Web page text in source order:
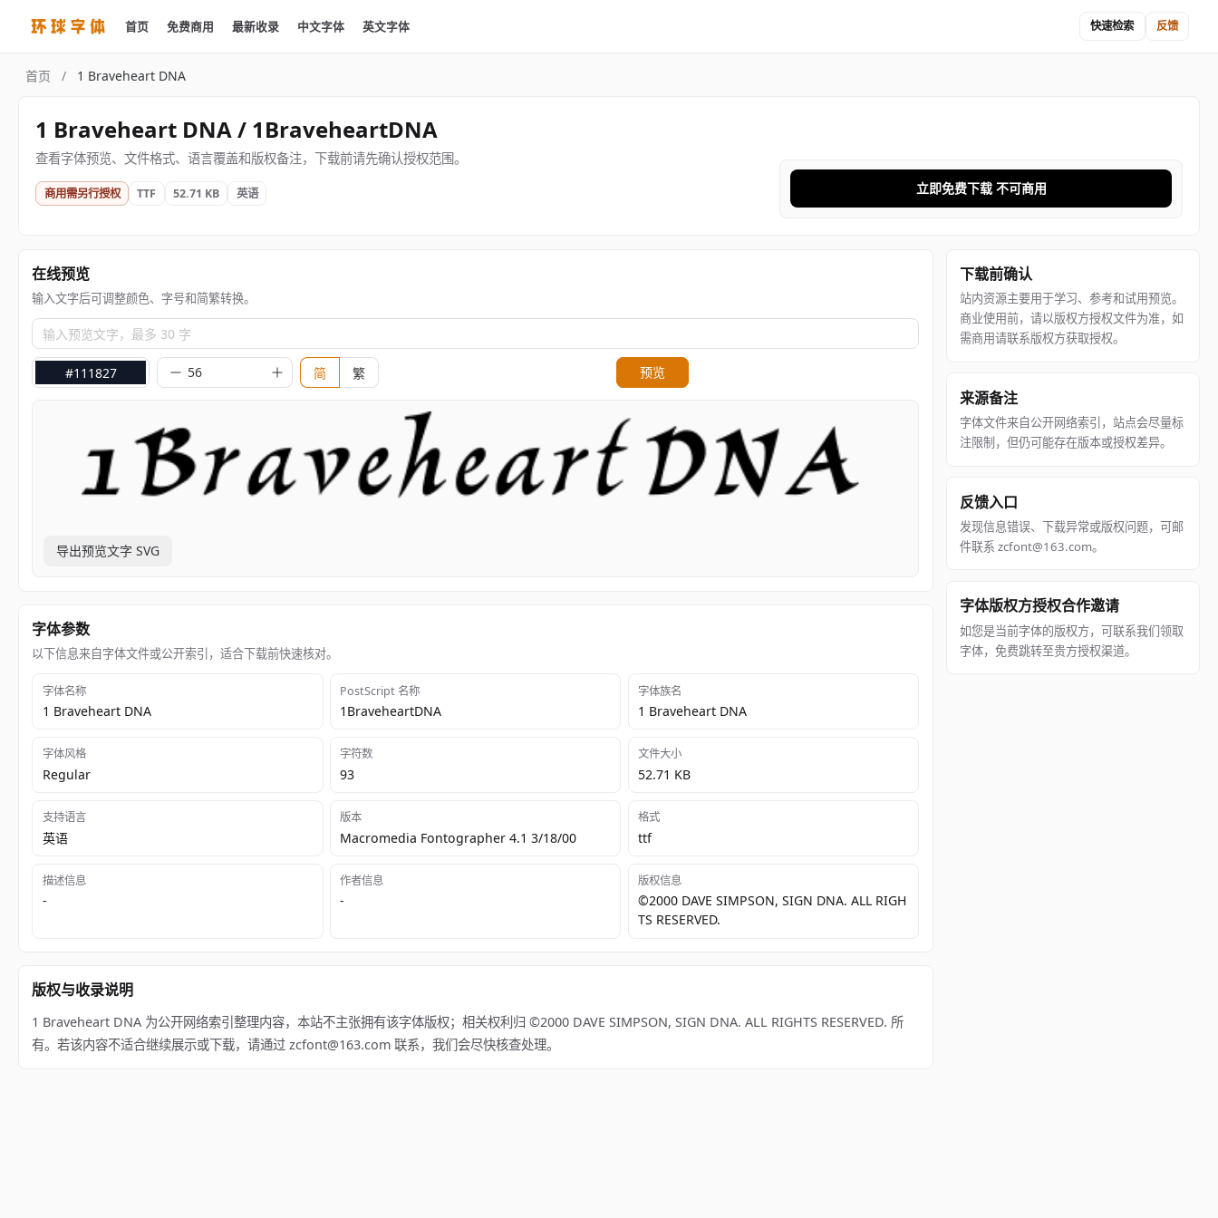
首页 免费商用 最新收录 中文字体 英文字体 快速检索 反馈
首页 / 1 Braveheart DNA
1 Braveheart DNA / 1BraveheartDNA
查看字体预览、文件格式、语言覆盖和版权备注，下载前请先确认授权范围。
商用需另行授权 TTF 52.71 KB 英语 立即免费下载 不可商用
在线预览
输入文字后可调整颜色、字号和简繁转换。
输入预览文字，最多 30 字
#111827 简 繁 预览
导出预览文字 SVG
字体参数
以下信息来自字体文件或公开索引，适合下载前快速核对。
字体名称
1 Braveheart DNA
PostScript 名称
1BraveheartDNA
字体族名
1 Braveheart DNA
字体风格
Regular
字符数
93
文件大小
52.71 KB
支持语言
英语
版本
Macromedia Fontographer 4.1 3/18/00
格式
ttf
描述信息
-
作者信息
-
版权信息
©2000 DAVE SIMPSON, SIGN DNA. ALL RIGH
TS RESERVED.
版权与收录说明
1 Braveheart DNA 为公开网络索引整理内容，本站不主张拥有该字体版权；相关权利归 ©2000 DAVE SIMPSON, SIGN DNA. ALL RIGHTS RESERVED. 所
有。若该内容不适合继续展示或下载，请通过 zcfont@163.com 联系，我们会尽快核查处理。
下载前确认
站内资源主要用于学习、参考和试用预览。
商业使用前，请以版权方授权文件为准，如
需商用请联系版权方获取授权。
来源备注
字体文件来自公开网络索引，站点会尽量标
注限制，但仍可能存在版本或授权差异。
反馈入口
发现信息错误、下载异常或版权问题，可邮
件联系 zcfont@163.com。
字体版权方授权合作邀请
如您是当前字体的版权方，可联系我们领取
字体，免费跳转至贵方授权渠道。